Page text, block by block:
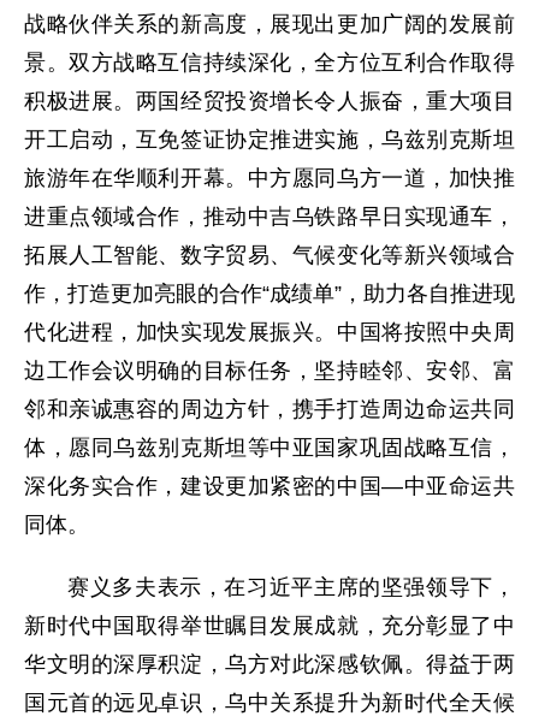
战略伙伴关系的新高度，展现出更加广阔的发展前
景。双方战略互信持续深化，全方位互利合作取得
积极进展。两国经贸投资增长令人振奋，重大项目
开工启动，互免签证协定推进实施，乌兹别克斯坦
旅游年在华顺利开幕。中方愿同乌方一道，加快推
进重点领域合作，推动中吉乌铁路早日实现通车，
拓展人工智能、数字贸易、气候变化等新兴领域合
作，打造更加亮眼的合作“成绩单”，助力各自推进现
代化进程，加快实现发展振兴。中国将按照中央周
边工作会议明确的目标任务，坚持睦邻、安邻、富
邻和亲诚惠容的周边方针，携手打造周边命运共同
体，愿同乌兹别克斯坦等中亚国家巩固战略互信，
深化务实合作，建设更加紧密的中国—中亚命运共
同体。
赛义多夫表示，在习近平主席的坚强领导下，
新时代中国取得举世瞩目发展成就，充分彰显了中
华文明的深厚积淀，乌方对此深感钦佩。得益于两
国元首的远见卓识，乌中关系提升为新时代全天候